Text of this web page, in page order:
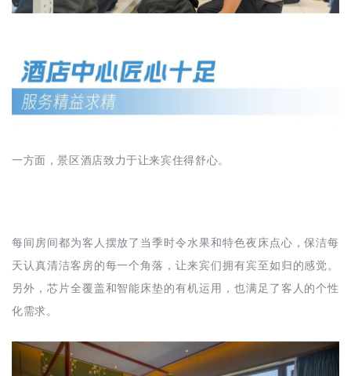
一方面，景区酒店致力于让来宾住得舒心。
每间房间都为客人摆放了当季时令水果和特色夜床点心，保洁每
天认真清洁客房的每一个角落，让来宾们拥有宾至如归的感觉。
另外，芯片全覆盖和智能床垫的有机运用，也满足了客人的个性
化需求。